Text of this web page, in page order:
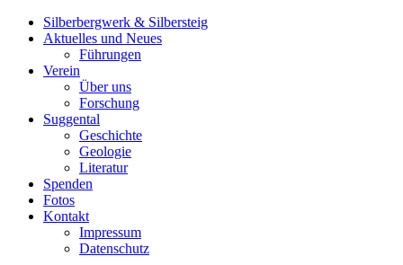
Silberbergwerk & Silbersteig
Aktuelles und Neues
Führungen
Verein
Über uns
Forschung
Suggental
Geschichte
Geologie
Literatur
Spenden
Fotos
Kontakt
Impressum
Datenschutz